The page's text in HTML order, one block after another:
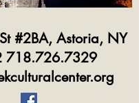
#2BA, Astoria, NY
718.726.7329